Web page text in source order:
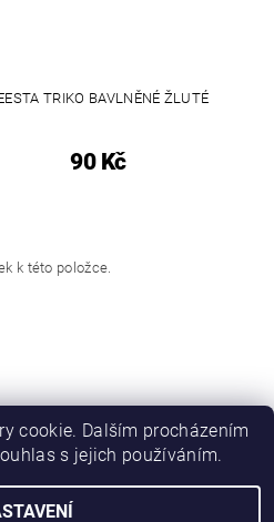
TRIKO BAVLNĚNÉ ŽLUTÉ
90 Kč
k této položce.
cookie. Dalším procházením
s jejich používáním.